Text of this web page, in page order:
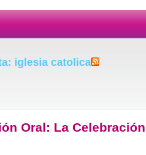
iglesia catolica
Oral: La Celebración